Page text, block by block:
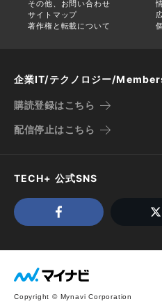
その他、お問い合わせ
サイトマップ
著作権と転載について
企業IT/テクノロジー/
購読登録はこちら
配信停止はこちら
TECH+ 公式SNS
Copyright © Mynavi Corporation